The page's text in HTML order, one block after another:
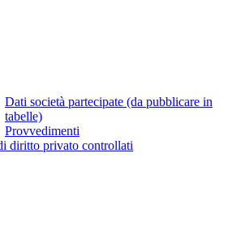
Dati società partecipate (da pubblicare in
tabelle)
Provvedimenti
diritto privato controllati